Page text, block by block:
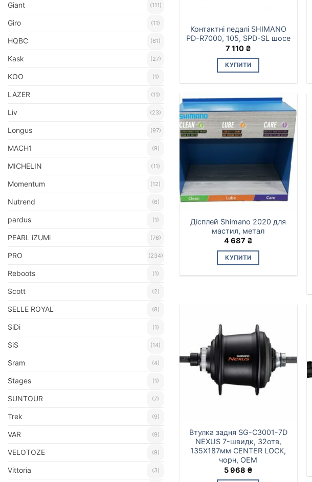
Giant (111)
Giro (11)
HQBC (61)
Kask (27)
KOO (1)
LAZER (11)
Liv (23)
Longus (97)
MACH1 (9)
MICHELIN (11)
Momentum (12)
Nutrend (6)
pardus (1)
PEARL iZUMi (76)
PRO (234)
Reboots (1)
Scott (2)
SELLE ROYAL (8)
SiDi (1)
SiS (14)
Sram (4)
Stages (1)
SUNTOUR (7)
Trek (9)
VAR (9)
VELOTOZE (9)
Vittoria (3)
Контактні педалі SHIMANO
PD-R7000, 105, SPD-SL шосе
7 110 ₴
КУПИТИ
Дісплей Shimano 2020 для
мастил, метал
4 687 ₴
КУПИТИ
Втулка задня SG-C3001-7D
NEXUS 7-швидк, 32отв,
135X187мм CENTER LOCK,
чорн, OEM
5 968 ₴